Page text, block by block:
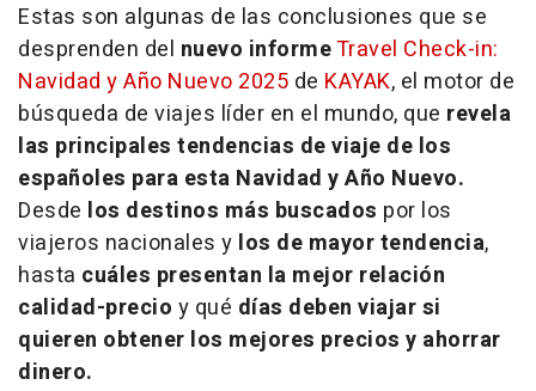
Estas son algunas de las conclusiones que se
desprenden del nuevo informeTravel Check-in:
Navidad y Año Nuevo 2025 de KAYAK, el motor de
búsqueda de viajes líder en el mundo, que revela
las principales tendencias de viaje de los
españoles para esta Navidad y Año Nuevo.
Desde los destinos más buscados por los
viajeros nacionales y los de mayor tendencia,
hasta cuáles presentan la mejor relación
calidad-precio y qué días deben viajar si
quieren obtener los mejores precios y ahorrar
dinero.